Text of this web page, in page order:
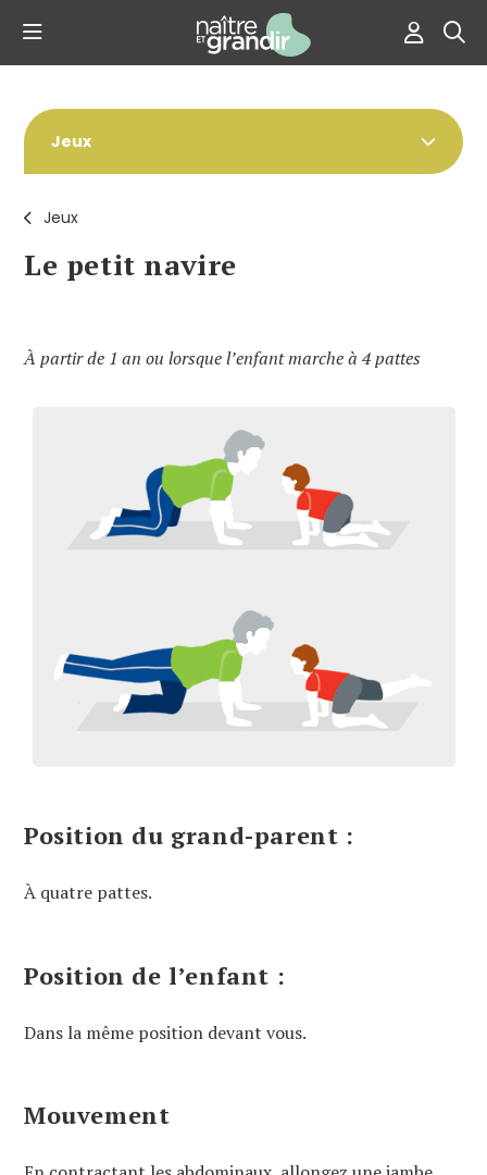
Jeux
Le petit navire
Jeux
À partir de 1 an ou lorsque l’enfant marche à 4 pattes
Position du grand-parent :
À quatre pattes.
Position de l’enfant :
Dans la même position devant vous.
Mouvement